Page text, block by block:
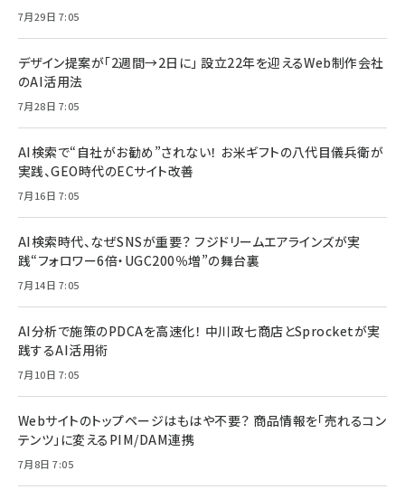
7月29日 7:05
デザイン提案が「2週間→2日に」 設立22年を迎えるWeb制作会社
のAI活用法
7月28日 7:05
AI検索で“自社がお勧め”されない！ お米ギフトの八代目儀兵衛が
実践、GEO時代のECサイト改善
7月16日 7:05
AI検索時代、なぜSNSが重要？ フジドリームエアラインズが実
践“フォロワー6倍・UGC200％増”の舞台裏
7月14日 7:05
AI分析で施策のPDCAを高速化！ 中川政七商店とSprocketが実
践するAI活用術
7月10日 7:05
Webサイトのトップページはもはや不要？ 商品情報を「売れるコン
テンツ」に変えるPIM/DAM連携
7月8日 7:05